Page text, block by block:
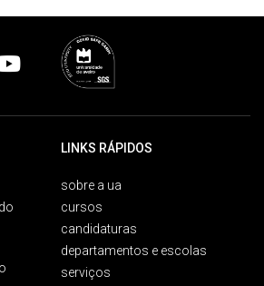
LINKS RÁPIDOS
sobre a ua
cursos
candidaturas
departamentos e escolas
serviços